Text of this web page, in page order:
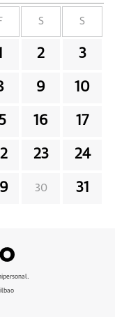
S S
2 3
9 10
16 17
23 24
30 31